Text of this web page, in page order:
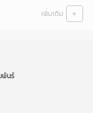
เพิ่มเติม +
พันธ์